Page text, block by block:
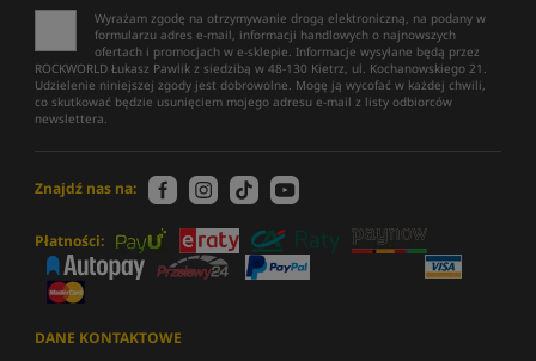
Wyrażam zgodę na otrzymywanie drogą elektroniczną, na podany w
formularzu adres e-mail, informacji handlowych o najnowszych
ofertach i promocjach w e-sklepie. Informacje wysyłane będą przez
ROCKWORLD Łukasz Pawlik z siedzibą w 48-130 Kietrz, ul. Kochanowskiego 21.
Udzielenie niniejszej zgody jest dobrowolne. Mogę ją wycofać w każdej chwili,
co skutkować będzie usunięciem mojego adresu e-mail z listy odbiorców
newslettera.
Znajdź nas na:
Płatności:
DANE KONTAKTOWE